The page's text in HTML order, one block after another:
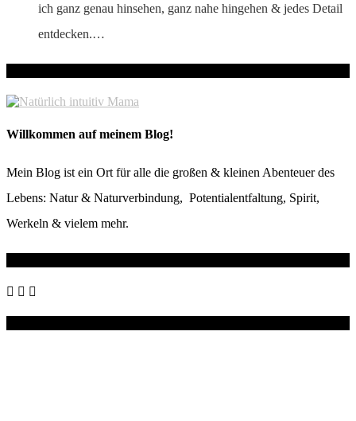
ich ganz genau hinsehen, ganz nahe hingehen & jedes Detail
entdecken.…
Willkommen auf meinem Blog!
Mein Blog ist ein Ort für alle die großen & kleinen Abenteuer des
Lebens: Natur & Naturverbindung, Potentialentfaltung, Spirit,
Werkeln & vielem mehr.